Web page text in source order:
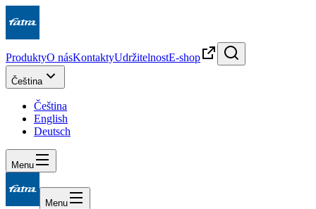
ProduktyO násKontaktyUdržitelnostE-shop
Čeština
Čeština
English
Deutsch
Menu
Menu